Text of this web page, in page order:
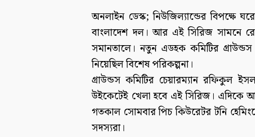
অনলাইন ডেস্ক; নিউজিল্যান্ডের বিপক্ষে
বাংলাদেশ দল। আর এই সিরিজ সামনে
সমানতালে। নতুন এডহক কমিটির
নিয়েছিল বিশেষ পরিকল্পনা।
গ্রাউন্ডস কমিটির চেয়ারম্যান রফিকুল
উইকেটেই খেলা হবে এই সিরিজ। এদিকে
গতকাল সোমবার পিচ কিউরেটর টনি
সদস্যরা।